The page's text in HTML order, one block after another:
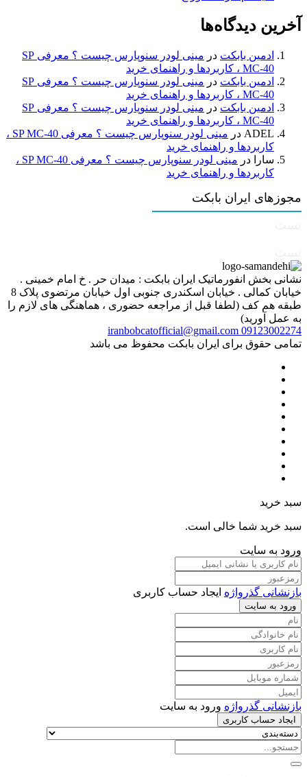
آخرین دیدگاه‌ها
ادمین بابکت در
مینی لودر سنوپارس چیست ؟ معرفی SP
MC-40 ، کاربردها و راهنمای خرید
ادمین بابکت در
مینی لودر سنوپارس چیست ؟ معرفی SP
MC-40 ، کاربردها و راهنمای خرید
ادمین بابکت در
مینی لودر سنوپارس چیست ؟ معرفی SP
MC-40 ، کاربردها و راهنمای خرید
ADEL در
مینی لودر سنوپارس چیست ؟ معرفی SP MC-40 ،
کاربردها و راهنمای خرید
سارا
در
مینی لودر سنوپارس چیست ؟ معرفی SP MC-40 ،
کاربردها و راهنمای خرید
مجوزهای ایران بابکت
نشانی بخش انفورماتیک ایران بابکت : میدان حر . خ امام خمینی .
خیابان کمالی . خیابان اسکندری جنوبی اول خیابان مرتضوی پلاک 8
طبقه هم کف (لطفا قبل از مراجعه حضوری ، هماهنگی های لازم را
به عمل آورید)
09123002274
iranbobcatofficial@gmail.com
تمامی حقوق برای ایران بابکت محفوظ می باشد
سبد خرید
سبد خرید شما خالی است.
ورود به سایت
بازنشانی گذرواژه ایجاد حساب کاربری
ورود به سایت
بازنشانی گذرواژه ورود به سایت
ایجاد حساب کاربری